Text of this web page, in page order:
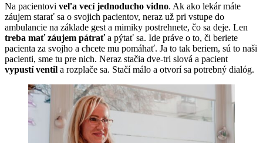
Na pacientovi veľa vecí jednoducho vidno. Ak ako lekár máte
záujem starať sa o svojich pacientov, neraz už pri vstupe do
ambulancie na základe gest a mimiky postrehnete, čo sa deje. Len
treba mať záujem pátraťa pýtať sa. Ide práve o to, či beriete
pacienta za svojho a chcete mu pomáhať. Ja to tak beriem, sú to naši
pacienti, sme tu pre nich. Neraz stačia dve-tri slová a pacient
vypustí ventil a rozplače sa. Stačí málo a otvorí sa potrebný dialóg.